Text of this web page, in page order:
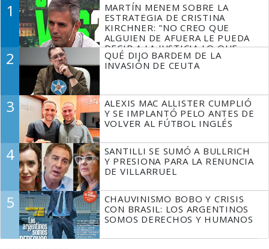
1
MARTÍN MENEM SOBRE LA
ESTRATEGIA DE CRISTINA
KIRCHNER: "NO CREO QUE
ALGUIEN DE AFUERA LE PUEDA
DECIR A LA JUSTICIA LO QUE
TIENE QUE HACER"
2
QUÉ DIJO BARDEM DE LA
INVASIÓN DE CEUTA
3
ALEXIS MAC ALLISTER CUMPLIÓ
Y SE IMPLANTÓ PELO ANTES DE
VOLVER AL FÚTBOL INGLÉS
4
SANTILLI SE SUMÓ A BULLRICH
Y PRESIONA PARA LA RENUNCIA
DE VILLARRUEL
5
CHAUVINISMO BOBO Y CRISIS
CON BRASIL: LOS ARGENTINOS
SOMOS DERECHOS Y HUMANOS